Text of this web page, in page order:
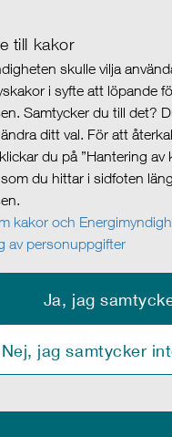
till kakor
skulle vilja
i syfte att löpande
Samtycker du till det?
ditt val. För att
du på ”Hantering av
du hittar i sidfoten
kakor och
av personuppgifter
Ja, jag
Nej, jag samtycker